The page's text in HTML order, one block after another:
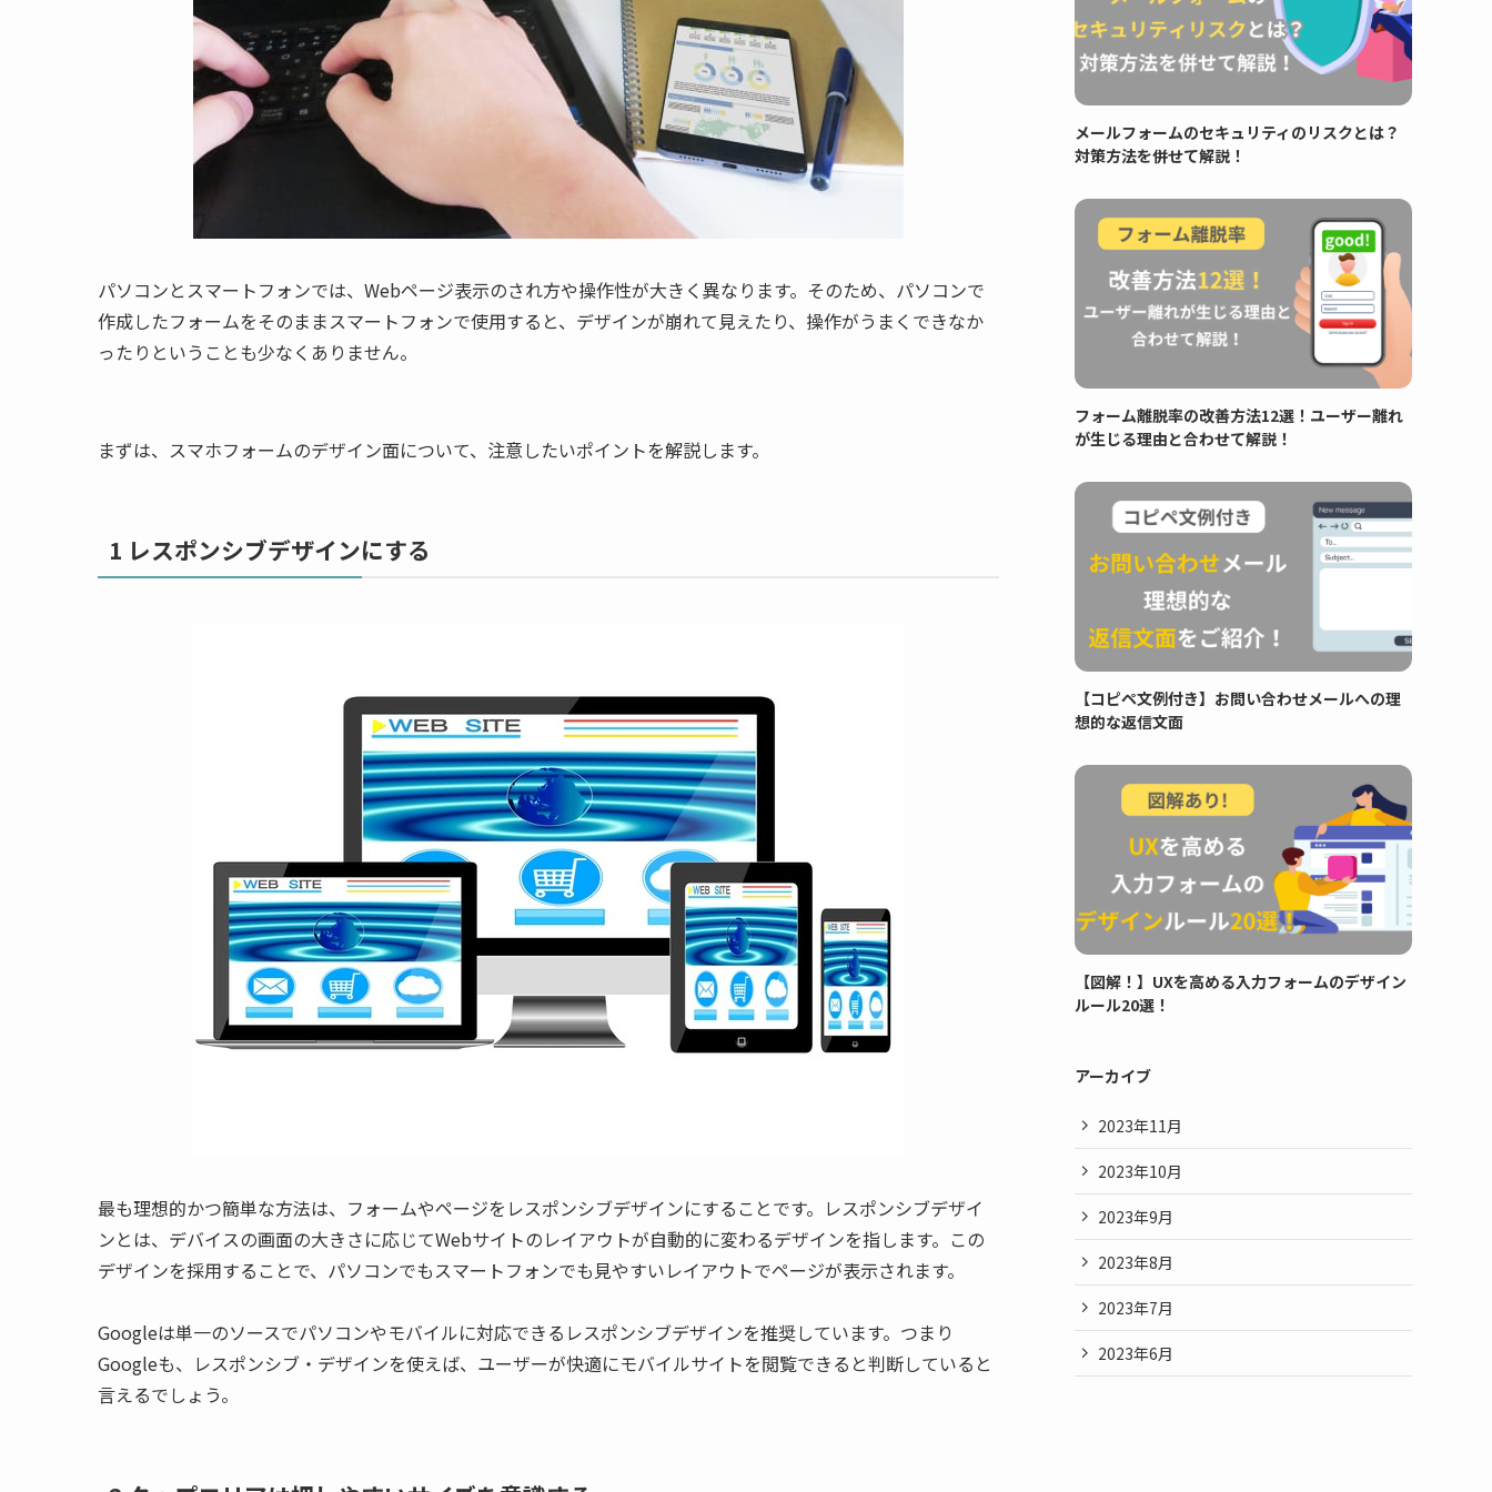
パソコンとスマートフォンでは、Webページ表示のされ方や操作性が大きく異なります。そのため、パソコンで
作成したフォームをそのままスマートフォンで使用すると、デザインが崩れて見えたり、操作がうまくできなか
ったりということも少なくありません。
まずは、スマホフォームのデザイン面について、注意したいポイントを解説します。
1 レスポンシブデザインにする
最も理想的かつ簡単な方法は、フォームやページをレスポンシブデザインにすることです。レスポンシブデザイ
ンとは、デバイスの画面の大きさに応じてWebサイトのレイアウトが自動的に変わるデザインを指します。この
デザインを採用することで、パソコンでもスマートフォンでも見やすいレイアウトでページが表示されます。
Googleは単一のソースでパソコンやモバイルに対応できるレスポンシブデザインを推奨しています。つまり
Googleも、レスポンシブ・デザインを使えば、ユーザーが快適にモバイルサイトを閲覧できると判断していると
言えるでしょう。
メールフォームのセキュリティのリスクとは？
対策方法を併せて解説！
フォーム離脱率の改善方法12選！ユーザー離れ
が生じる理由と合わせて解説！
【コピペ文例付き】お問い合わせメールへの理
想的な返信文面
【図解！】UXを高める入力フォームのデザイン
ルール20選！
アーカイブ
2023年11月
2023年10月
2023年9月
2023年8月
2023年7月
2023年6月